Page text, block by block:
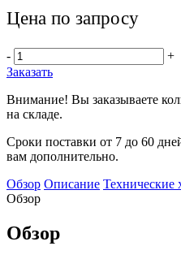
Цена по запросу
-
+
Заказать
Внимание! Вы заказываете
на складе.
Сроки поставки от 7 до 60
вам дополнительно.
Обзор Описание Технические
Обзор
Обзор